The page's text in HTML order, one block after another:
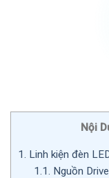
Nội
1. Linh kiện đèn
1.1. Nguồn